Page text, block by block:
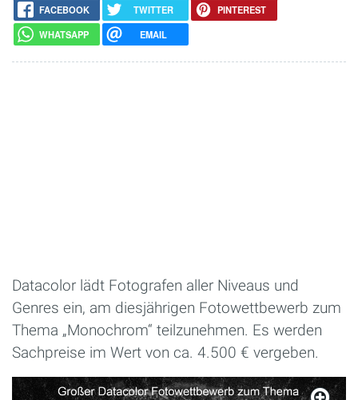
FACEBOOK TWITTER
PINTEREST
WHATSAPP
EMAIL
Datacolor lädt Fotografen aller Niveaus und
Genres ein, am diesjährigen Fotowettbewerb zum
Thema „Monochrom“ teilzunehmen. Es werden
Sachpreise im Wert von ca. 4.500 € vergeben.